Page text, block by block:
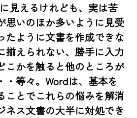
見えるけれども、実は苦
思いのほか多いように見受
たように文書を作成できな
揃えられない、勝手に入力
こかを触ると他のところが
・等々。Wordは、基本を
ことでこれらの悩みを解消
ネス文書の大半に対処でき